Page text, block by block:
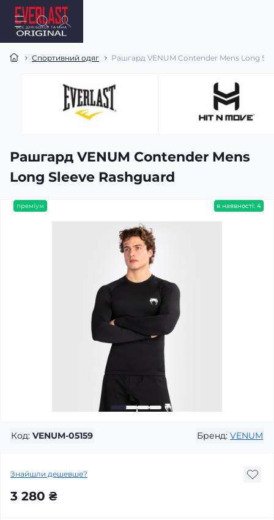
Спортивний одяг Рашгард VENUM Contender Mens Long
Рашгард VENUM Contender Mens
Long Sleeve Rashguard
преміум в наявності: 4
Код: VENUM-05159 Бренд: VENUM
Знайшли дешевше?
3 280 ₴